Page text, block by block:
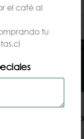
$44.990
Tetera
el café al
tu